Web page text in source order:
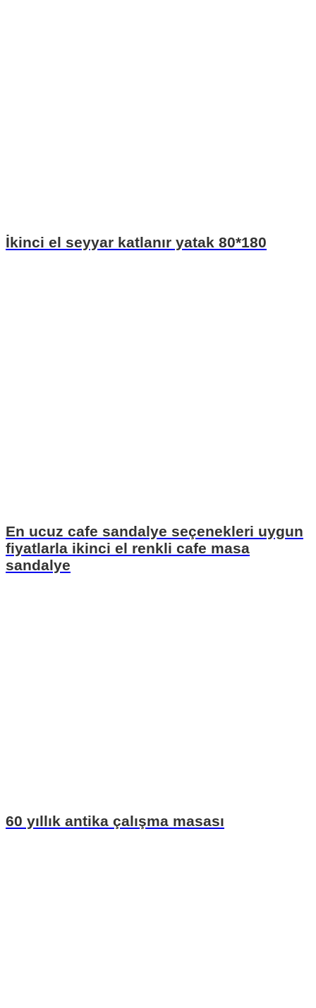
İkinci el seyyar katlanır yatak 80*180
En ucuz cafe sandalye seçenekleri uygun
fiyatlarla ikinci el renkli cafe masa
sandalye
60 yıllık antika çalışma masası